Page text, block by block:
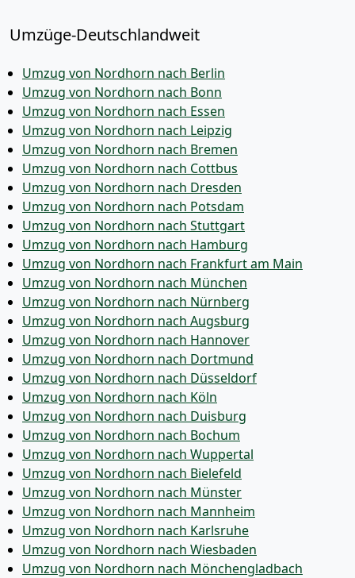
Umzüge-Deutschlandweit
Umzug von Nordhorn nach Berlin
Umzug von Nordhorn nach Bonn
Umzug von Nordhorn nach Essen
Umzug von Nordhorn nach Leipzig
Umzug von Nordhorn nach Bremen
Umzug von Nordhorn nach Cottbus
Umzug von Nordhorn nach Dresden
Umzug von Nordhorn nach Potsdam
Umzug von Nordhorn nach Stuttgart
Umzug von Nordhorn nach Hamburg
Umzug von Nordhorn nach Frankfurt am Main
Umzug von Nordhorn nach München
Umzug von Nordhorn nach Nürnberg
Umzug von Nordhorn nach Augsburg
Umzug von Nordhorn nach Hannover
Umzug von Nordhorn nach Dortmund
Umzug von Nordhorn nach Düsseldorf
Umzug von Nordhorn nach Köln
Umzug von Nordhorn nach Duisburg
Umzug von Nordhorn nach Bochum
Umzug von Nordhorn nach Wuppertal
Umzug von Nordhorn nach Bielefeld
Umzug von Nordhorn nach Münster
Umzug von Nordhorn nach Mannheim
Umzug von Nordhorn nach Karlsruhe
Umzug von Nordhorn nach Wiesbaden
Umzug von Nordhorn nach Mönchen­gladbach